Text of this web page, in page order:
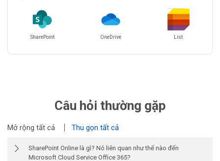
SharePoint OneDrive List
Câu hỏi thường gặp
Mở rộng tất cả Thu gọn tất cả
SharePoint Online là gì? Nó liên quan như thế nào đến
Microsoft Cloud Service Office 365?